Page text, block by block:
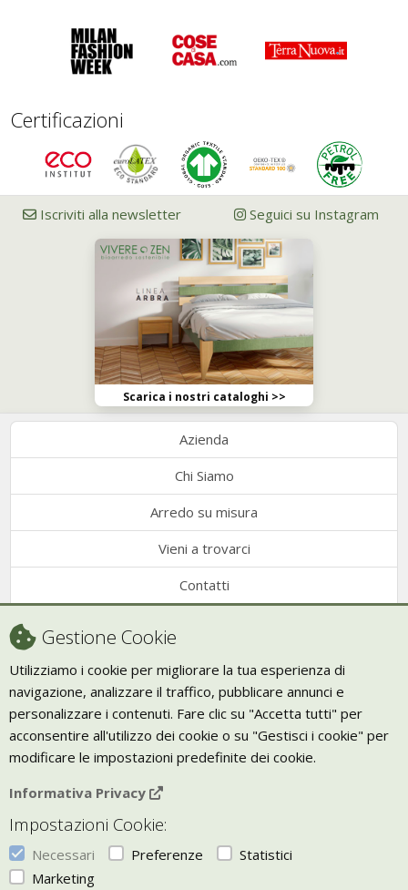
Certificazioni
Iscriviti alla newsletter Seguici su Instagram
Scarica i nostri cataloghi >>
Azienda
Chi Siamo
Arredo su misura
Vieni a trovarci
Contatti
Trasporto
Giornale Bio
Bio Arredamento
Vivere Zen è un marchio di Uketis srls
p.iva IT06473130828
Gestione Cookie
Utilizziamo i cookie per migliorare la tua esperienza di
navigazione, analizzare il traffico, pubblicare annunci e
personalizzare i contenuti. Fare clic su "Accetta tutti" per
acconsentire all'utilizzo dei cookie o su "Gestisci i cookie" per
modificare le impostazioni predefinite dei cookie.
Informativa Privacy
Impostazioni Cookie:
Necessari Preferenze
Statistici
Marketing